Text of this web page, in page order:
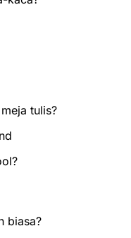
tulis?
biasa?